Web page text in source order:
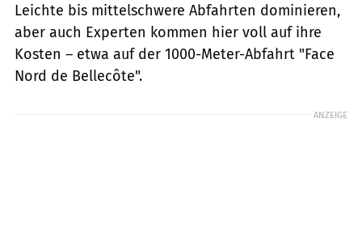
Leichte bis mittelschwere Abfahrten dominieren,
aber auch Experten kommen hier voll auf ihre
Kosten – etwa auf der 1000-Meter-Abfahrt "Face
Nord de Bellecôte".
ANZEIGE